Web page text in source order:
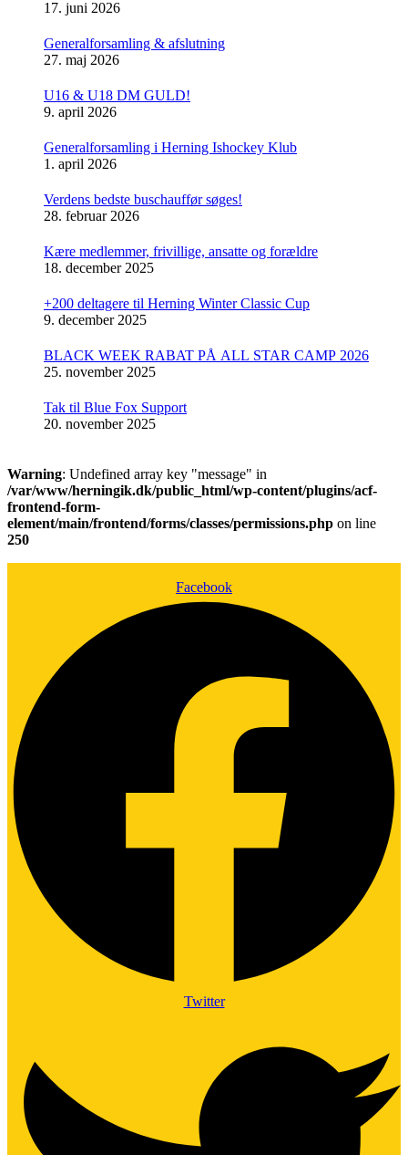
17. juni 2026
Generalforsamling & afslutning
27. maj 2026
U16 & U18 DM GULD!
9. april 2026
Generalforsamling i Herning Ishockey Klub
1. april 2026
Verdens bedste buschauffør søges!
28. februar 2026
Kære medlemmer, frivillige, ansatte og forældre
18. december 2025
+200 deltagere til Herning Winter Classic Cup
9. december 2025
BLACK WEEK RABAT PÅ ALL STAR CAMP 2026
25. november 2025
Tak til Blue Fox Support
20. november 2025
Warning: Undefined array key "message" in
/var/www/herningik.dk/public_html/wp-content/plugins/acf-
frontend-form-
element/main/frontend/forms/classes/permissions.php on line
250
Facebook
Twitter